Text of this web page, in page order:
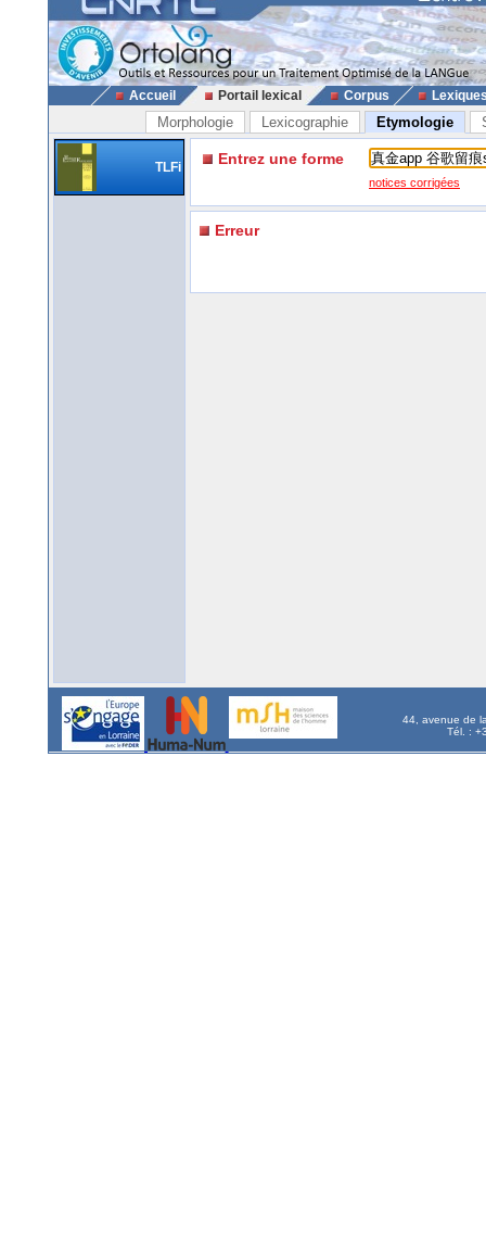
Accueil Portail lexical Corpus
Morphologie Lexicographie Etymologie
TLFi Entrez une forme
notices corrigées
Erreur
44, avenue de
Tél. :